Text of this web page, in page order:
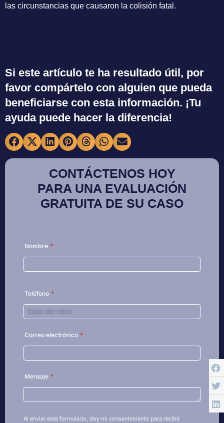
las circunstancias que causaron la colisión fatal.
Si este artículo te ha resultado útil, por
favor compártelo con alguien que pueda
beneficiarse con esta información. ¡Tu
ayuda puede hacer la diferencia!
CONTÁCTENOS HOY
PARA UNA EVALUACIÓN
GRATUITA DE SU CASO